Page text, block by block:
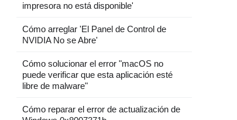
impresora no está disponible'
Cómo arreglar 'El Panel de Control de
NVIDIA No se Abre'
Cómo solucionar el error "macOS no
puede verificar que esta aplicación esté
libre de malware"
Cómo reparar el error de actualización de